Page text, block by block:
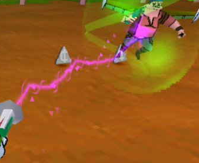
Οι αποστολές προπαραγγελιών
εκτελούνται τουλάχιστον μια ημέρα
νωρίτερα ώστε ο πελάτης να έχει ήδη
παραλάβει το προϊόν την ημέρα του
release. Το κατάστημά μας δεν φέρνει
ουδεμία ευθύνη για καθυστερήσεις που
προκύπτουν από τις μεταφορικές.
Φέρε τα games σου που δεν χρησιμοποιείς
και αντάλλαξέ τα επιλέγοντας